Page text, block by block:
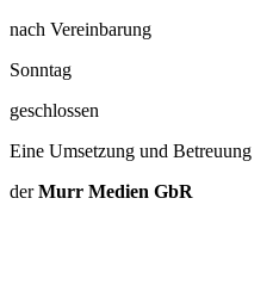
nach Vereinbarung
Sonntag
geschlossen
Eine Umsetzung und Betreuung
derMurr Medien GbR